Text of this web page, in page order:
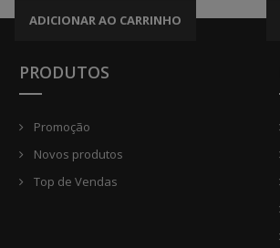
ADICIONAR AO CARRINHO
PRODUTOS
Promoção
Novos produtos
Top de Vendas